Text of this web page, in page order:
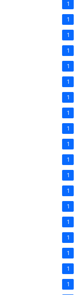
1
1
1
1
1
1
1
1
1
1
1
1
1
1
1
1
1
1
1